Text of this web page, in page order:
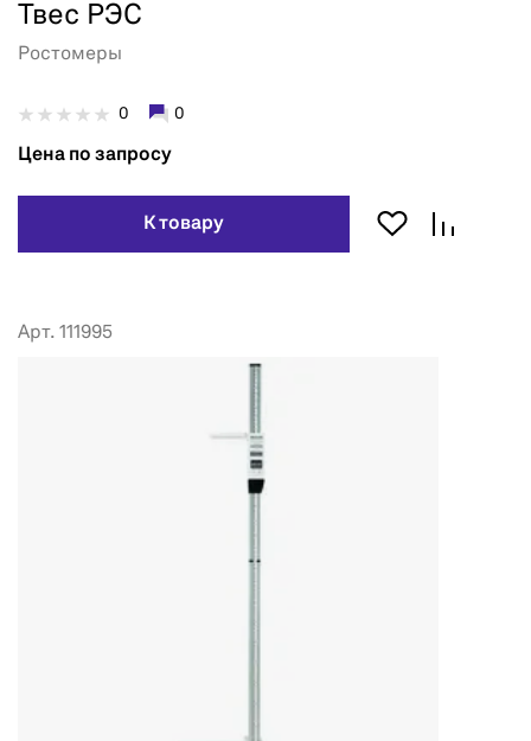
Твес РЭС
Ростомеры
0 0
Цена по запросу
К товару
Арт. 111995